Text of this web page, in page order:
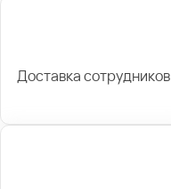
Доставка сотрудников